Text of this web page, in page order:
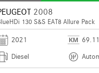
2008
130 S&S EAT8 Allure Pack
2021
Diesel